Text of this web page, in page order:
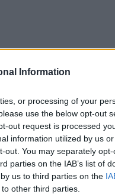
Information
or processing of your
use the below opt-out
out request is processed
information utilized by us
out. You may separately
parties on the IAB’s list of
us to third parties on the
other third parties.